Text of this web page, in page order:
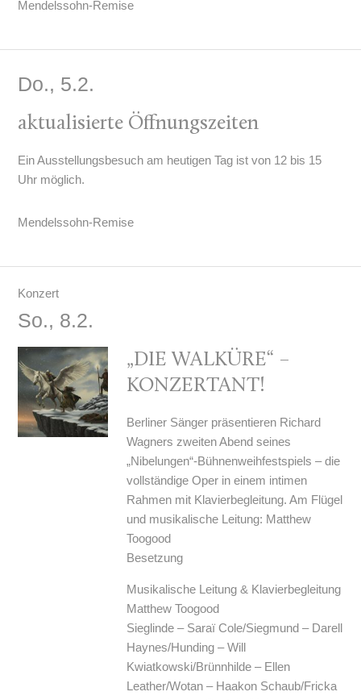
Mendelssohn-Remise
Do., 5.2.
aktualisierte Öffnungszeiten
Ein Ausstellungsbesuch am heutigen Tag ist von 12 bis 15
Uhr möglich.
Mendelssohn-Remise
Konzert
So., 8.2.
„DIE WALKÜRE“ –
KONZERTANT!
Berliner Sänger präsentieren Richard
Wagners zweiten Abend seines
„Nibelungen“-Bühnenweihfestspiels – die
vollständige Oper in einem intimen
Rahmen mit Klavierbegleitung. Am Flügel
und musikalische Leitung: Matthew
Toogood
Besetzung
Musikalische Leitung & Klavierbegleitung
Matthew Toogood
Sieglinde – Saraï Cole/Siegmund – Darell
Haynes/Hunding – Will
Kwiatkowski/Brünnhilde – Ellen
Leather/Wotan – Haakon Schaub/Fricka